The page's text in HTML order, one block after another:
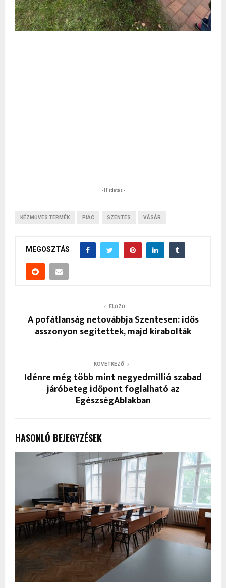
- Hirdetés -
KÉZMŰVES TERMÉK PIAC SZENTES VÁSÁR
MEGOSZTÁS
ELŐZŐ
A pofátlanság netovábbja Szentesen: idős
asszonyon segítettek, majd kirabolták
KÖVETKEZŐ
Idénre még több mint negyedmillió szabad
járóbeteg időpont foglalható az
EgészségAblakban
HASONLÓ BEJEGYZÉSEK